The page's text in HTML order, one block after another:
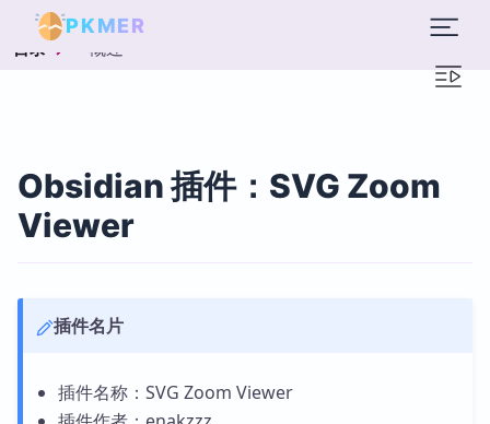
PKMER
目录 概述
Obsidian 插件：SVG Zoom
Viewer
插件名片
插件名称：SVG Zoom Viewer